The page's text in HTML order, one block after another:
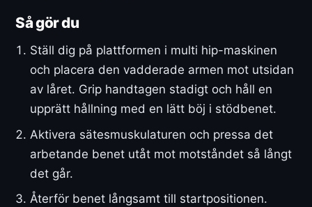
Så gör du
Ställ dig på plattformen i multi hip-maskinen
och placera den vadderade armen mot utsidan
av låret. Grip handtagen stadigt och håll en
upprätt hållning med en lätt böj i stödbenet.
Aktivera sätesmuskulaturen och pressa det
arbetande benet utåt mot motståndet så långt
det går.
Återför benet långsamt till startpositionen.